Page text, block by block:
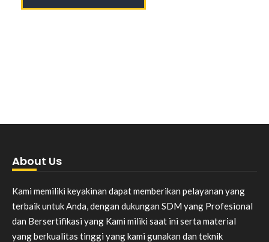
About Us
Kami memiliki keyakinan dapat memberikan pelayanan yang
terbaik untuk Anda, dengan dukungan SDM yang Profesional
dan Bersertifikasi yang Kami miliki saat ini serta material
yang berkualitas tinggi yang kami gunakan dan teknik